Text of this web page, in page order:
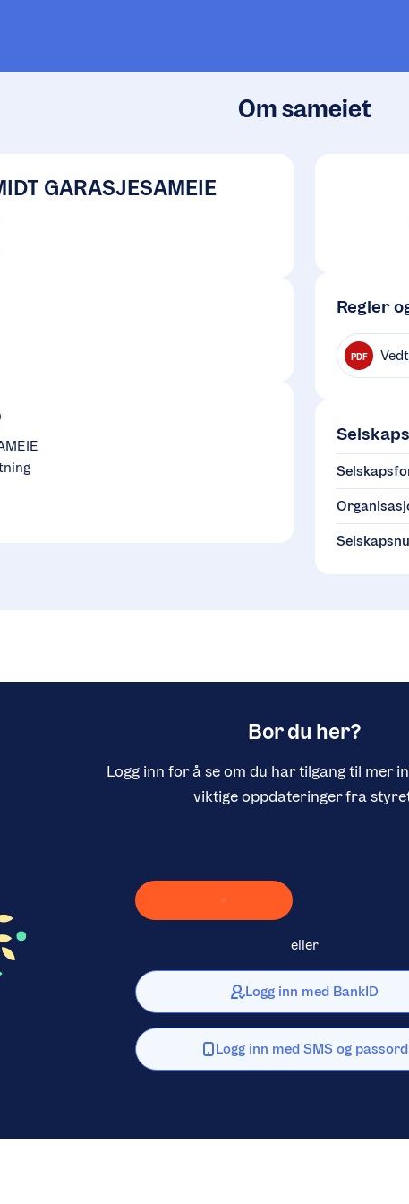
Om sameiet
GARASJESAMEIE
Regler
PDF
Bor du her?
Logg inn for å se om du har tilgang til mer
viktige oppdateringer fra
eller
Logg inn med BankID
Logg inn med SMS og passord